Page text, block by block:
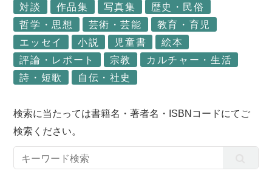
対談
作品集 写真集
歴史・民俗
哲学・思想
芸術・芸能
教育・育児
エッセイ
小説 児童書
絵本
評論・レポート
宗教
カルチャー・生活
詩・短歌
自伝・社史
検索に当たっては書籍名・著者名・ISBNコードにてご
検索ください。